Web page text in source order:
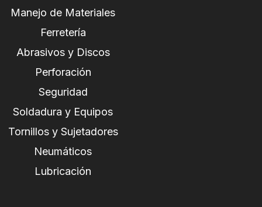
Manejo de Materiales
Ferretería
Abrasivos y Discos
Perforación
Seguridad
Soldadura y Equipos
Tornillos y Sujetadores
Neumáticos
Lubricación